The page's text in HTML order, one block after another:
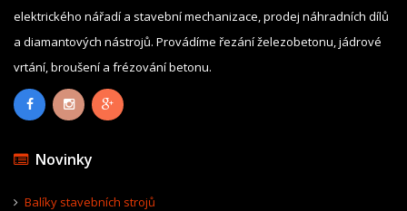
elektrického nářadí a stavební mechanizace, prodej náhradních dílů
a diamantových nástrojů. Provádíme řezání železobetonu, jádrové
vrtání, broušení a frézování betonu.
Novinky
Balíky stavebních strojů